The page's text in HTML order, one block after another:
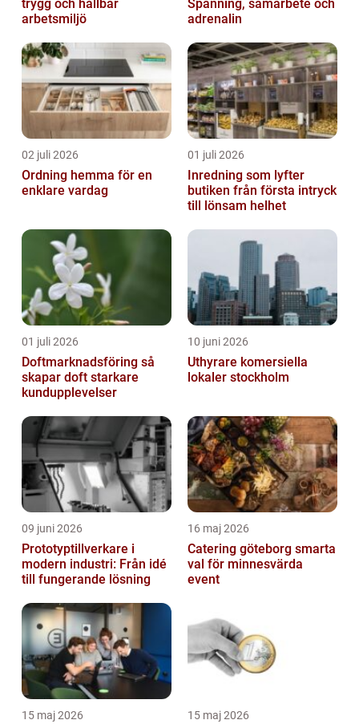
trygg och hållbar
arbetsmiljö
Spänning, samarbete och
adrenalin
02 juli 2026
Ordning hemma för en
enklare vardag
01 juli 2026
Inredning som lyfter
butiken från första intryck
till lönsam helhet
01 juli 2026
Doftmarknadsföring så
skapar doft starkare
kundupplevelser
10 juni 2026
Uthyrare komersiella
lokaler stockholm
09 juni 2026
Prototyptillverkare i
modern industri: Från idé
till fungerande lösning
16 maj 2026
Catering göteborg smarta
val för minnesvärda
event
15 maj 2026 15 maj 2026